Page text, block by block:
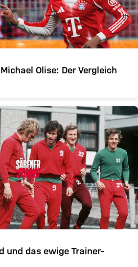
Olise: Der Vergleich
und das ewige Trainer-